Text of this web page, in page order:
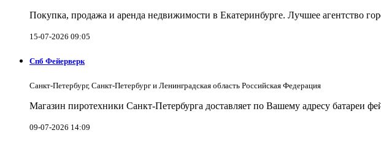
Покупка, продажа и аренда недвижимости в Екатеринбурге. Лучшее агентство
15-07-2026 09:05
Спб Фейерверк
Санкт-Петербург, Санкт-Петербург и Ленинградская область Российская Федерация
Магазин пиротехники Санкт-Петербурга доставляет по Вашему адресу батареи
09-07-2026 14:09